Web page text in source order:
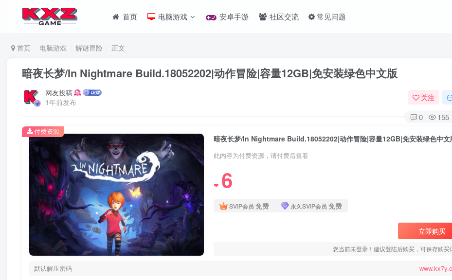
首页 电脑游戏 安卓手游 社区交流 常见问题
首页 电脑游戏 解谜冒险 正文
暗夜长梦/In Nightmare Build.18052202|动作冒险|容量12GB|免安装绿色中文版
网友投稿
1年前发布
关注
0 155
暗夜长梦/In Nightmare Build.18052202|动作冒险|容量12GB|免安装绿色中文
此内容为付费资源，请付费后查看
❤ 6
SVIP会员 免费 永久SVIP会员 免费
立即购买
您当前未登录！建议登陆后购买，可保存购买
默认解压密码
付费资源